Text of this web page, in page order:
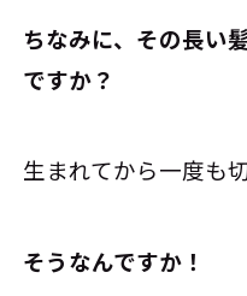
――ちなみに、その長
ですか？
生まれてから一度も
――そうなんですか！